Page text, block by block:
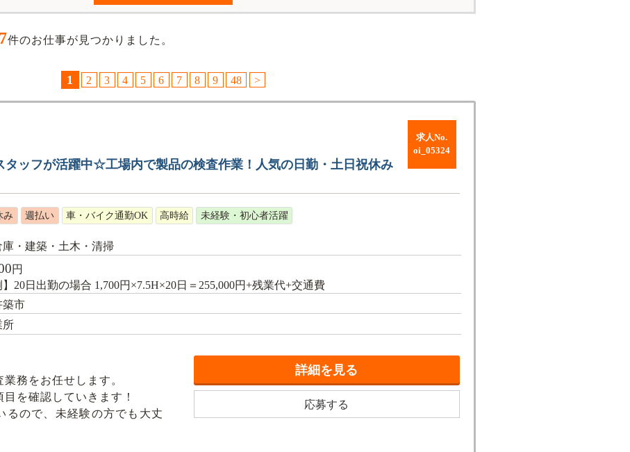
件のお仕事が見つかりました。
1 2 3 4 5 6 7 8 9 48 >
求人No.
oi_05324
タッフが活躍中☆工場内で製品の検査作業！人気の日勤・土日祝休み
み 週払い 車・バイク通勤OK 高時給 未経験・初心者活躍
庫・建築・土木・清掃
円
】20日出勤の場合 1,700円×7.5H×20日＝255,000円+残業代+交通費
築市
所
務をお任せします。
を確認していきます！
るので、未経験の方でも大丈
詳細を見る
応募する